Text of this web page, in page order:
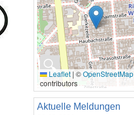
🔍Leaflet | ©OpenStreetMap
contributors
Aktuelle Meldungen